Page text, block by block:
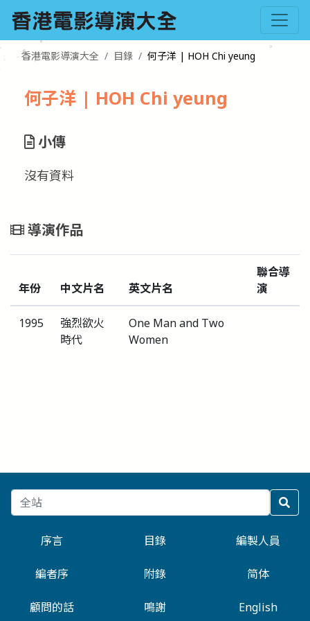
香港電影導演大全 目錄 何子洋 | HOH Chi yeung
何子洋 | HOH Chi yeung
小傳
沒有資料
導演作品
年份 中文片名 英文片名
聯合導
演
1995
強烈欲火
時代
One Man and Two
Women
序言 目錄 編製人員
編者序 附錄 简体
顧問的話 鳴謝 English